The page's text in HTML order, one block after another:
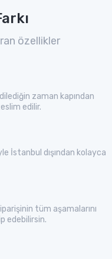
özellikler
zaman kapından
edilir.
İstanbul dışından kolayca
tüm aşamalarını
edebilirsin.